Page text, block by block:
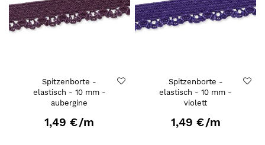
Spitzenborte -
elastisch - 10 mm -
aubergine
1,49 €/m
Spitzenborte -
elastisch - 10 mm -
violett
1,49 €/m